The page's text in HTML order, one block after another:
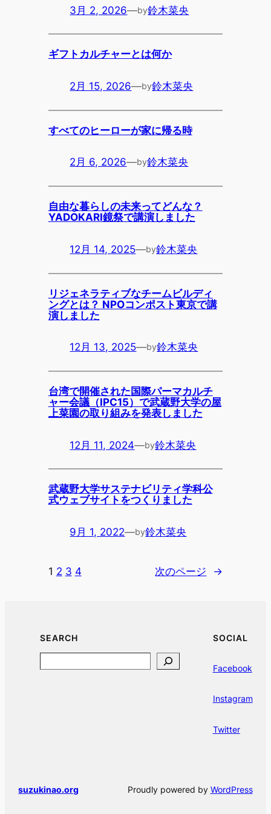
3月 2, 2026—by鈴木菜央
ギフトカルチャーとは何か
2月 15, 2026—by鈴木菜央
すべてのヒーローが家に帰る時
2月 6, 2026—by鈴木菜央
自由な暮らしの未来ってどんな？
YADOKARI鏡祭で講演しました
12月 14, 2025—by鈴木菜央
リジェネラティブなチームビルディ
ングとは？ NPOコンポスト東京で講
演しました
12月 13, 2025—by鈴木菜央
台湾で開催された国際パーマカルチ
ャー会議（IPC15）で武蔵野大学の屋
上菜園の取り組みを発表しました
12月 11, 2024—by鈴木菜央
武蔵野大学サステナビリティ学科公
式ウェブサイトをつくりました
9月 1, 2022—by鈴木菜央
1 2 3 4 次のページ →
SEARCH SOCIAL
Facebook
Instagram
Twitter
suzukinao.org Proudly powered by WordPress